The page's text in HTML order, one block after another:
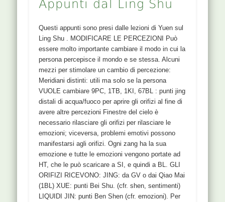
Appunti dal Ling Shu
Questi appunti sono presi dalle lezioni di Yuen sul
Ling Shu . MODIFICARE LE PERCEZIONI Può
essere molto importante cambiare il modo in cui la
persona percepisce il mondo e se stessa. Alcuni
mezzi per stimolare un cambio di percezione:
Meridiani distinti: utili ma solo se la persona
VUOLE cambiare 9PC, 1TB, 1KI, 67BL : punti jing
distali di acqua/fuoco per aprire gli orifizi al fine di
avere altre percezioni Finestre del cielo è
necessario rilasciare gli orifizi per rilasciare le
emozioni; viceversa, problemi emotivi possono
manifestarsi agli orifizi. Ogni zang ha la sua
emozione e tutte le emozioni vengono portate ad
HT, che le può scaricare a SI, e quindi a BL. GLI
ORIFIZI RICEVONO: JING: da GV o dai Qiao Mai
(1BL) XUE: punti Bei Shu. (cfr. shen, sentimenti)
LIQUIDI JIN: punti Ben Shen (cfr. emozioni). Per